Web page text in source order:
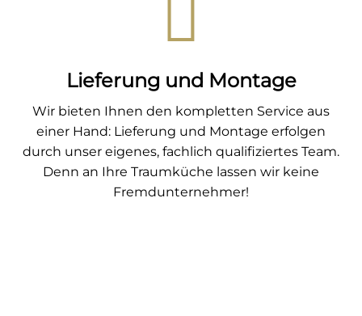
Lieferung und Montage
Wir bieten Ihnen den kompletten Service aus
einer Hand: Lieferung und Montage erfolgen
durch unser eigenes, fachlich qualifiziertes Team.
Denn an Ihre Traumküche lassen wir keine
Fremdunternehmer!